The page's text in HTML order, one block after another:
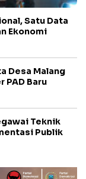
Satu Data
Ekonomi
Desa Malang
PAD Baru
Teknik
Publik